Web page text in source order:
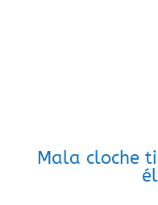
Mala cloche